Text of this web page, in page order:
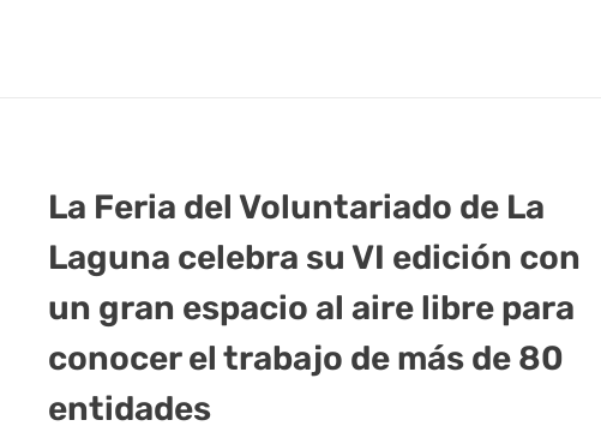
La Feria del Voluntariado de La
Laguna celebra su VI edición con
un gran espacio al aire libre para
conocer el trabajo de más de 80
entidades